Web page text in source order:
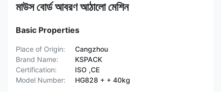
মাউস বোর্ড আবরণ আঠালো মেশিন
Basic Properties
Place of Origin:
Cangzhou
Brand Name:
KSPACK
Certification:
ISO ,CE
Model Number:
HG828 + + 40kg